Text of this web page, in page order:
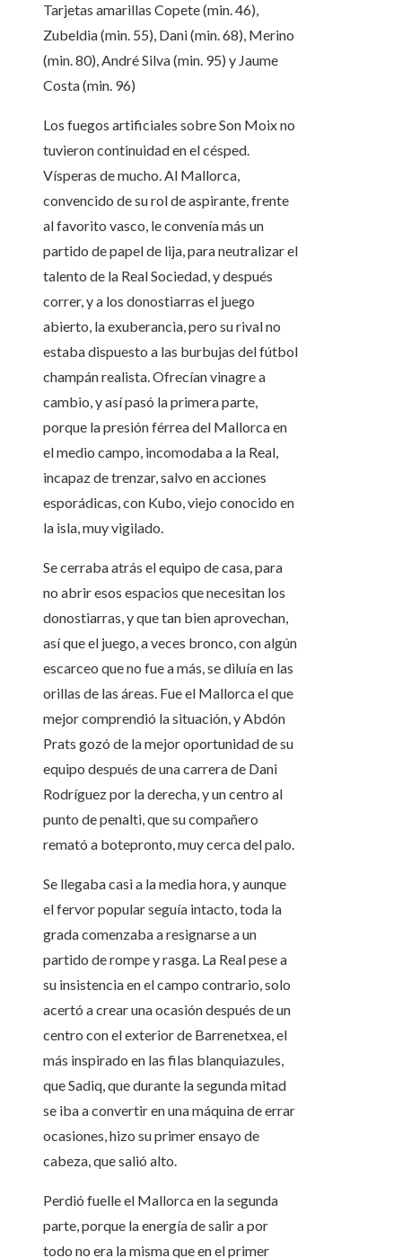
Tarjetas amarillas Copete (min. 46),
Zubeldia (min. 55), Dani (min. 68), Merino
(min. 80), André Silva (min. 95) y Jaume
Costa (min. 96)
Los fuegos artificiales sobre Son Moix no
tuvieron continuidad en el césped.
Vísperas de mucho. Al Mallorca,
convencido de su rol de aspirante, frente
al favorito vasco, le convenía más un
partido de papel de lija, para neutralizar el
talento de la Real Sociedad, y después
correr, y a los donostiarras el juego
abierto, la exuberancia, pero su rival no
estaba dispuesto a las burbujas del fútbol
champán realista. Ofrecían vinagre a
cambio, y así pasó la primera parte,
porque la presión férrea del Mallorca en
el medio campo, incomodaba a la Real,
incapaz de trenzar, salvo en acciones
esporádicas, con Kubo, viejo conocido en
la isla, muy vigilado.
Se cerraba atrás el equipo de casa, para
no abrir esos espacios que necesitan los
donostiarras, y que tan bien aprovechan,
así que el juego, a veces bronco, con algún
escarceo que no fue a más, se diluía en las
orillas de las áreas. Fue el Mallorca el que
mejor comprendió la situación, y Abdón
Prats gozó de la mejor oportunidad de su
equipo después de una carrera de Dani
Rodríguez por la derecha, y un centro al
punto de penalti, que su compañero
remató a botepronto, muy cerca del palo.
Se llegaba casi a la media hora, y aunque
el fervor popular seguía intacto, toda la
grada comenzaba a resignarse a un
partido de rompe y rasga. La Real pese a
su insistencia en el campo contrario, solo
acertó a crear una ocasión después de un
centro con el exterior de Barrenetxea, el
más inspirado en las filas blanquiazules,
que Sadiq, que durante la segunda mitad
se iba a convertir en una máquina de errar
ocasiones, hizo su primer ensayo de
cabeza, que salió alto.
Perdió fuelle el Mallorca en la segunda
parte, porque la energía de salir a por
todo no era la misma que en el primer